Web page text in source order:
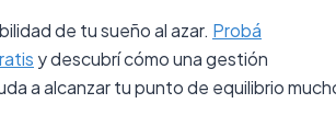
de tu sueño al azar. Probá
y descubrí cómo una gestión
a alcanzar tu punto de equilibrio